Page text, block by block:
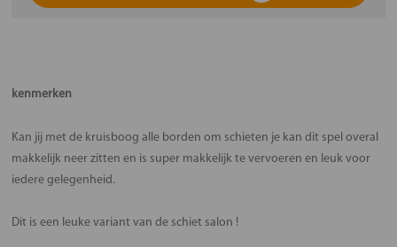
kenmerken
Kan jij met de kruisboog alle borden om schieten je kan dit spel overal
makkelijk neer zitten en is super makkelijk te vervoeren en leuk voor
iedere gelegenheid.
Dit is een leuke variant van de schiet salon !